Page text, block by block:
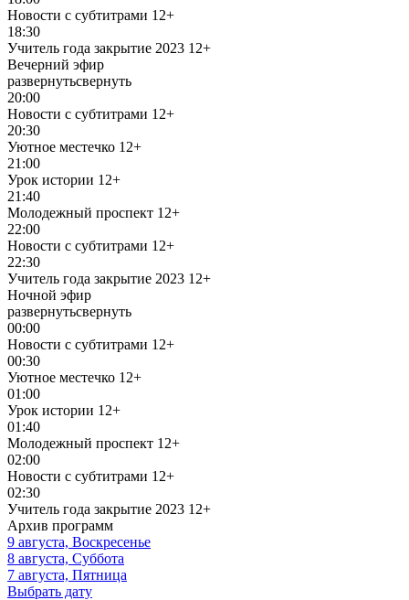
Новости с субтитрами 12+
18:30
Учитель года закрытие 2023 12+
Вечерний эфир
развернутьсвернуть
20:00
Новости с субтитрами 12+
20:30
Уютное местечко 12+
21:00
Урок истории 12+
21:40
Молодежный проспект 12+
22:00
Новости с субтитрами 12+
22:30
Учитель года закрытие 2023 12+
Ночной эфир
развернутьсвернуть
00:00
Новости с субтитрами 12+
00:30
Уютное местечко 12+
01:00
Урок истории 12+
01:40
Молодежный проспект 12+
02:00
Новости с субтитрами 12+
02:30
Учитель года закрытие 2023 12+
Архив программ
9 августа, Воскресенье
8 августа, Суббота
7 августа, Пятница
Выбрать дату